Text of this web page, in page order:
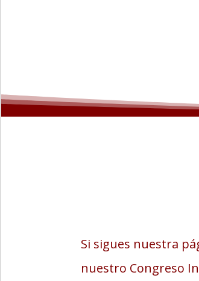
Si sigues nuestra
nuestro Congreso